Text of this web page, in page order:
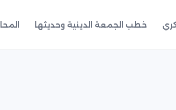
خطب الجمعة الدينية وحديثها